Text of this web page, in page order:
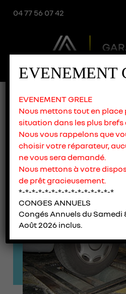
04 77 56 07 42
NEUF DACIA
NOS
EVENEMENT
EVENEMENT GRELE
Nous mettons tout en place
situation dans les plus brefs
Nous vous rappelons que
choisir votre réparateur,
ne vous sera demandé.
Nous mettons à votre
de prêt gracieusement.
*-*-*-*-*-*-*-*-*-*-*-*-*-*-*
CONGES ANNUELS
Congés Annuels du Samedi
Août 2026 inclus.